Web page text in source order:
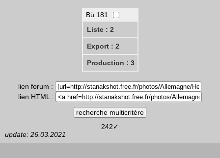
Bü 181
Liste : 2
Export : 2
Production : 3
lien forum :
lien HTML :
242✓
update: 26.03.2021